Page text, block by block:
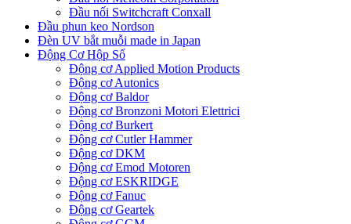
Đầu nối Switchcraft Conxall
Đầu phun keo Nordson
Đèn UV bắt muỗi made in Japan
Động Cơ Hộp Số
Động cơ Applied Motion Products
Động cơ Autonics
Động cơ Baldor
Động cơ Bronzoni Motori Elettrici
Động cơ Burkert
Động cơ Cutler Hammer
Động cơ DKM
Động cơ Emod Motoren
Động cơ ESKRIDGE
Động cơ Fanuc
Động cơ Geartek